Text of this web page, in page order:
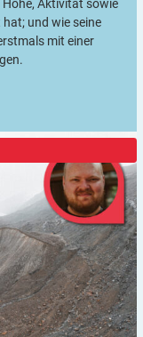
Aktivität sowie
und wie seine
mit einer